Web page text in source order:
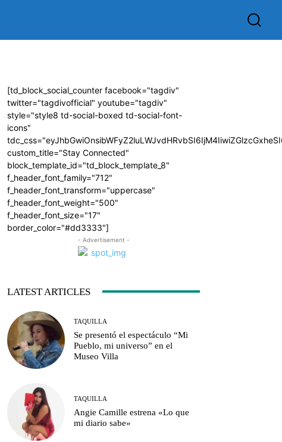
[td_block_social_counter facebook="tagdiv"
twitter="tagdivofficial" youtube="tagdiv"
style="style8 td-social-boxed td-social-font-
icons"
custom_title="Stay Connected"
block_template_id="td_block_template_8"
f_header_font_family="712"
f_header_font_transform="uppercase"
f_header_font_weight="500"
f_header_font_size="17"
border_color="#dd3333"]
- Advertisement -
LATEST ARTICLES
TAQUILLA
Se presentó el espectáculo “Mi
Pueblo, mi universo” en el
Museo Villa
TAQUILLA
Angie Camille estrena «Lo que
mi diario sabe»